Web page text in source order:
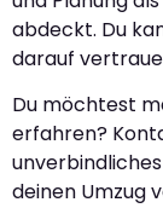
abdeckt. Du
darauf
Du möchtest
erfahren?
deinen Umzug